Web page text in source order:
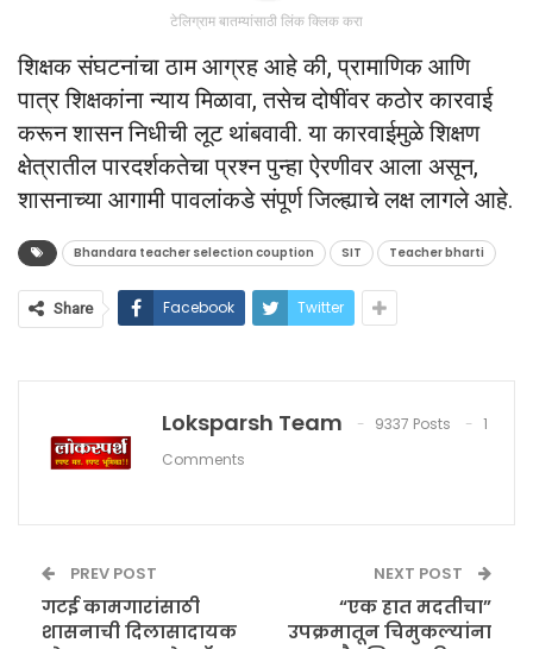
टेलिग्राम बातम्यांसाठी लिंक क्लिक करा
शिक्षक संघटनांचा ठाम आग्रह आहे की, प्रामाणिक आणि
पात्र शिक्षकांना न्याय मिळावा, तसेच दोषींवर कठोर कारवाई
करून शासन निधीची लूट थांबवावी. या कारवाईमुळे शिक्षण
क्षेत्रातील पारदर्शकतेचा प्रश्न पुन्हा ऐरणीवर आला असून,
शासनाच्या आगामी पावलांकडे संपूर्ण जिल्ह्याचे लक्ष लागले आहे.
Bhandara teacher selection couption SIT Teacher bharti
Share Facebook Twitter
Loksparsh Team 9337 Posts
1
Comments
PREV POST
गटई कामगारांसाठी
शासनाची दिलासादायक
NEXT POST
“एक हात मदतीचा”
उपक्रमातून चिमुकल्यांना